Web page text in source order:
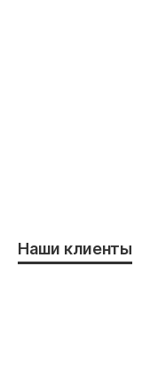
Наши клиенты